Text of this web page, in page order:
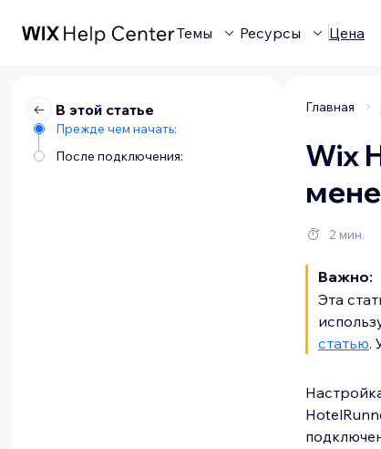
Темы Ресурсы Цена
В этой статье
Прежде чем начать:
После подключения:
Главная
Wix
2 мин.
Важно:
Эта
статью.